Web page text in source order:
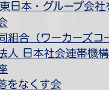
日本・グループ会
組合（ワーカーズコ
人 日本社会連帯機構
をなくす会